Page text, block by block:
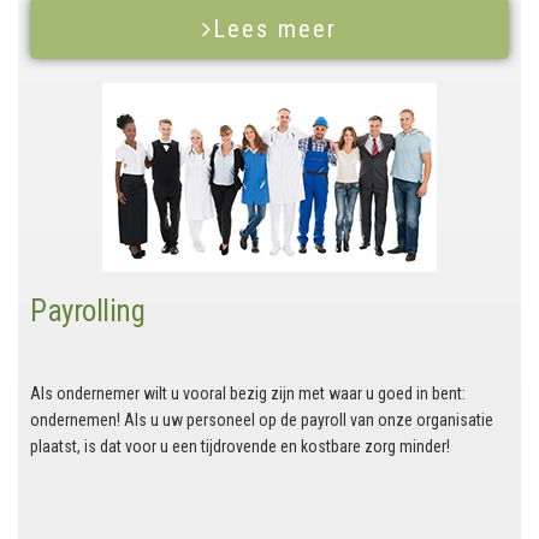
Lees meer
Payrolling
Als ondernemer wilt u vooral bezig zijn met waar u goed in bent:
ondernemen! Als u uw personeel op de payroll van onze organisatie
plaatst, is dat voor u een tijdrovende en kostbare zorg minder!